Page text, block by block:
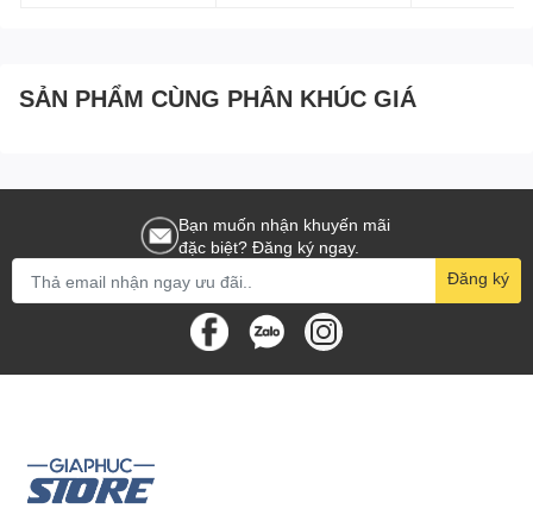
SẢN PHẨM CÙNG PHÂN KHÚC GIÁ
Bạn muốn nhận khuyến mãi
đặc biệt? Đăng ký ngay.
Đăng ký